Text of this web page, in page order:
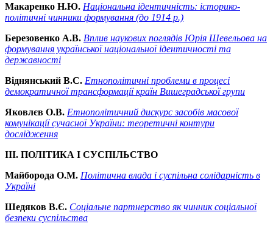
Макаренко Н.Ю. Національна ідентичність: історико-
політичні чинники формування (до 1914 р.)
Березовенко А.В. Вплив наукових поглядів Юрія Шевельова на
формування української національної ідентичності та
державності
Віднянський В.С. Етнополітичні проблеми в процесі
демократичної трансформації країн Вишеградської групи
Яковлєв О.В. Етнополітичний дискурс засобів масової
комунікації сучасної України: теоретичні контури
дослідження
ІІІ. ПОЛІТИКА І СУСПІЛЬСТВО
Майборода О.М. Політична влада і суспільна солідарність в
Україні
Шедяков В.Є. Соціальне партнерство як чинник соціальної
безпеки суспільства